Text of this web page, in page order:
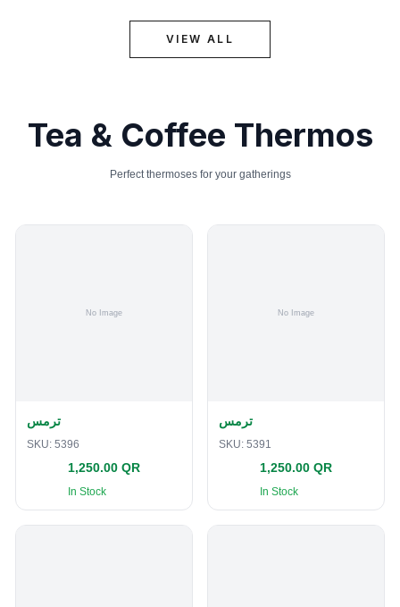
VIEW ALL
Tea & Coffee Thermos
Perfect thermoses for your gatherings
ترمس
SKU: 5396
1,250.00 QR
In Stock
ترمس
SKU: 5391
1,250.00 QR
In Stock